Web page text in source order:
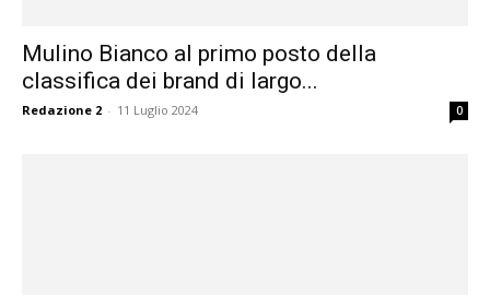
Mulino Bianco al primo posto della
classifica dei brand di largo...
Redazione 2 - 11 Luglio 2024 0